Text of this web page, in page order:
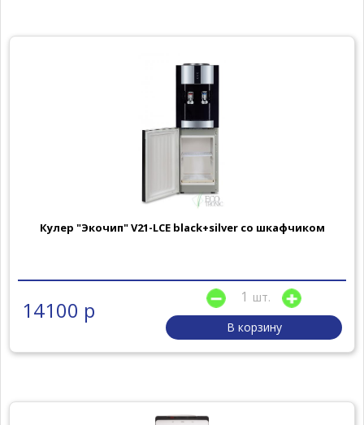
Кулер "Экочип" V21-LCE black+silver со шкафчиком
14100 р
шт.
В корзину